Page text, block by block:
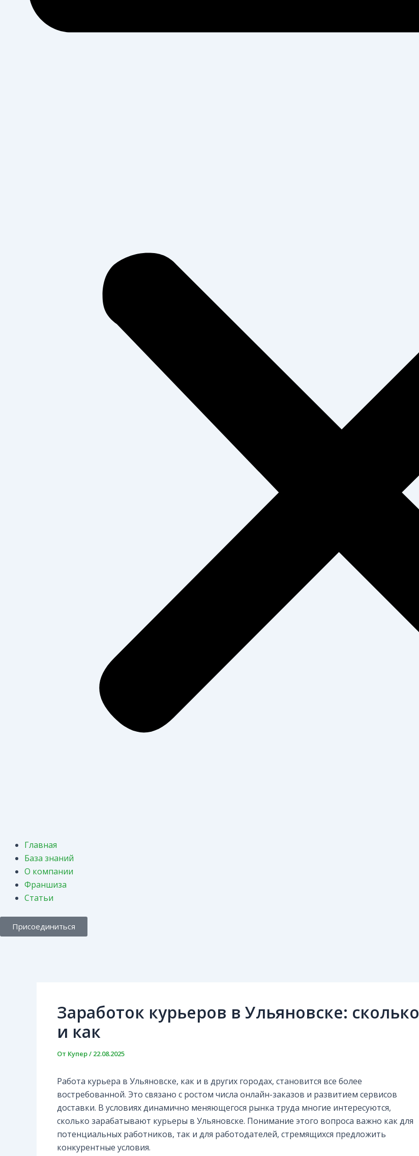
Главная
База знаний
О компании
Франшиза
Статьи
Присоединиться
Заработок курьеров в Ульяновске: сколько
и как
От Купер/ 22.08.2025
Работа курьера в Ульяновске, как и в других городах, становится все более
востребованной. Это связано с ростом числа онлайн-заказов и развитием сервисов
доставки. В условиях динамично меняющегося рынка труда многие интересуются,
сколько зарабатывают курьеры в Ульяновске. Понимание этого вопроса важно как для
потенциальных работников, так и для работодателей, стремящихся предложить
конкурентные условия.